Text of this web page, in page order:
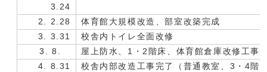
3.24
2. 2.28
体育館大規模改造、部室改築完成
3. 3.31
校舎内トイレ全面改修
3. 8.
屋上防水、1・2階床、体育館倉庫改修工事
4. 8.31
校舎内部改造工事完了（普通教室、3・4階